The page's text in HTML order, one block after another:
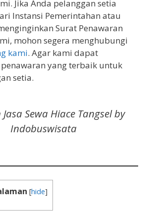
Jika Anda pelanggan setia
Instansi Pemerintahan atau
Surat Penawaran
mohon segera menghubungi
kami. Agar kami dapat
yang terbaik untuk
setia.
Sewa Hiace Tangsel by
Indobuswisata
[hide]